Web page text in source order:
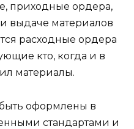
приходные ордера,
выдаче материалов
расходные ордера
кто, когда и в
материалы.
оформлены в
стандартами и